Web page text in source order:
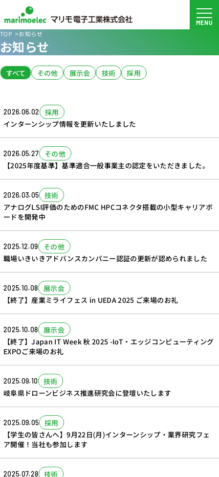
TOP お知らせ
お知らせ
すべて その他 展示会 技術 採用
2026.06.02
採用
インターンシップ情報を更新いたしました
2026.05.27
その他
【2025年度基準】基準適合一般事業主の認定をいただきました。
2026.03.05
技術
アナログLSI評価のためのFMC HPCコネクタ搭載の小型キャリアボ
ードを開発中
2025.12.09
その他
職場いきいきアドバンスカンパニー認証の更新が認められました
2025.10.08
展示会
【終了】産業ミライフェス in UEDA 2025 ご来場のお礼
2025.10.08
展示会
【終了】Japan IT Week 秋 2025 -IoT・エッジコンピューティング
EXPOご来場のお礼
2025.09.10
技術
岐阜県ドローンビジネス推進研究会に登壇いたします
2025.09.05
採用
【学生の皆さんへ】9月22日(月)インターンシップ・業界研究フェ
ア開催！当社も参加します
2025.07.28
技術